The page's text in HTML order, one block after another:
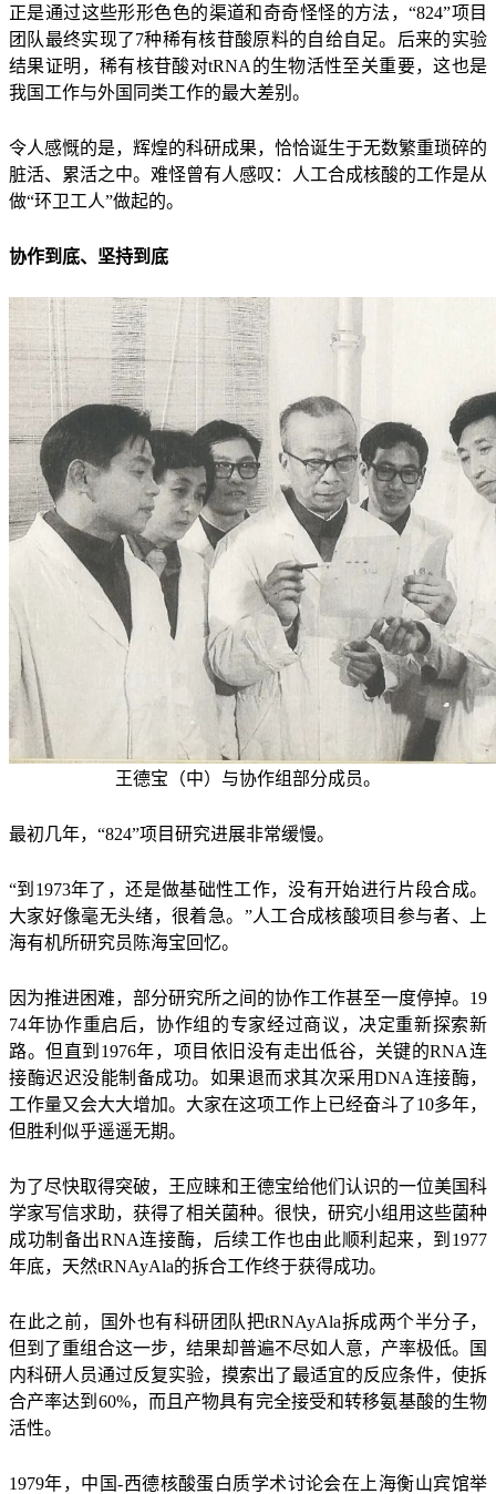
正是通过这些形形色色的渠道和奇奇怪怪的方法，“824”项目
团队最终实现了7种稀有核苷酸原料的自给自足。后来的实验
结果证明，稀有核苷酸对tRNA的生物活性至关重要，这也是
我国工作与外国同类工作的最大差别。
令人感慨的是，辉煌的科研成果，恰恰诞生于无数繁重琐碎的
脏活、累活之中。难怪曾有人感叹：人工合成核酸的工作是从
做“环卫工人”做起的。
协作到底、坚持到底
王德宝（中）与协作组部分成员。
最初几年，“824”项目研究进展非常缓慢。
“到1973年了，还是做基础性工作，没有开始进行片段合成。
大家好像毫无头绪，很着急。”人工合成核酸项目参与者、上
海有机所研究员陈海宝回忆。
因为推进困难，部分研究所之间的协作工作甚至一度停掉。19
74年协作重启后，协作组的专家经过商议，决定重新探索新
路。但直到1976年，项目依旧没有走出低谷，关键的RNA连
接酶迟迟没能制备成功。如果退而求其次采用DNA连接酶，
工作量又会大大增加。大家在这项工作上已经奋斗了10多年，
但胜利似乎遥遥无期。
为了尽快取得突破，王应睐和王德宝给他们认识的一位美国科
学家写信求助，获得了相关菌种。很快，研究小组用这些菌种
成功制备出RNA连接酶，后续工作也由此顺利起来，到1977
年底，天然tRNAyAla的拆合工作终于获得成功。
在此之前，国外也有科研团队把tRNAyAla拆成两个半分子，
但到了重组合这一步，结果却普遍不尽如人意，产率极低。国
内科研人员通过反复实验，摸索出了最适宜的反应条件，使拆
合产率达到60%，而且产物具有完全接受和转移氨基酸的生物
活性。
1979年，中国-西德核酸蛋白质学术讨论会在上海衡山宾馆举